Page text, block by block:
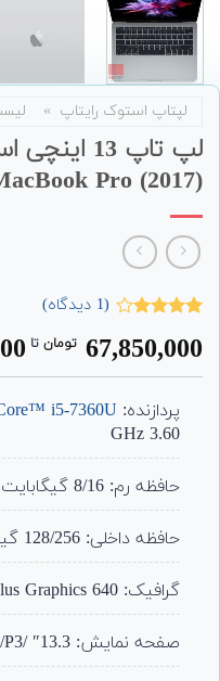
لپتاپ استوک رایتاپ »
Pro (2017)
4.00
از 5
مشتری
(
1 دیدگاه)
67,850,000 تومان ‌ تا ‌
پردازنده: i5-7360U
3.60 GHz
حافظه رم: 8/16 گیگابایت LPDDR3
حافظه داخلی: 128/256 گیگابایت SSD
گرافیک: Intel Iris Plus Graphics 640
صفحه نمایش: 13.3″ /LED/IPS/2560-by-1600/500 nits/P3